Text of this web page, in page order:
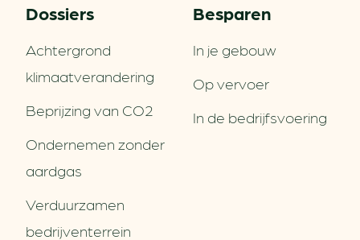
Dossiers
Achtergrond
klimaatverandering
Beprijzing van CO2
Ondernemen zonder
aardgas
Verduurzamen
bedrijventerrein
Besparen
In je gebouw
Op vervoer
In de bedrijfsvoering